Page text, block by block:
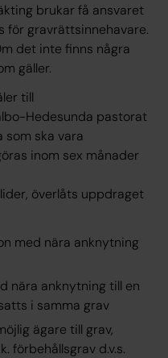
brukar få ansvaret
för gravrättsinnehavare.
det inte finns några
gäller.
till
Hedesunda pastorat
som ska vara
inom sex månader
överlåts uppdraget
med nära anknytning
nära anknytning till en
i samma grav
ägare till grav,
förbehållsgrav d.v.s.